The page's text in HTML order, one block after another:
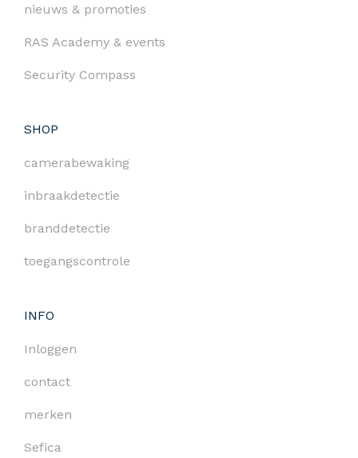
nieuws & promoties
RAS Academy & events
Security Compass
SHOP
camerabewaking
inbraakdetectie
branddetectie
toegangscontrole
INFO
Inloggen
contact
merken
Sefica